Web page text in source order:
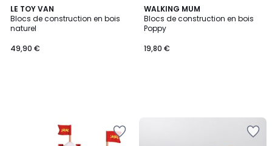
LE TOY VAN
Blocs de construction en bois
naturel
49,90 €
WALKING MUM
Blocs de construction en bois
Poppy
19,80 €